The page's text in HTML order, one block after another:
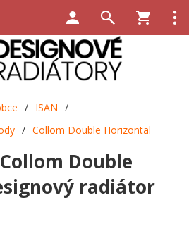
/ ISAN /
/ Collom Double Horizontal
Double
radiátor